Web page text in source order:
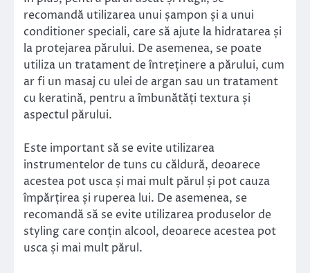
recomandă utilizarea unui șampon și a unui
conditioner speciali, care să ajute la hidratarea și
la protejarea părului. De asemenea, se poate
utiliza un tratament de întreținere a părului, cum
ar fi un masaj cu ulei de argan sau un tratament
cu keratină, pentru a îmbunătăți textura și
aspectul părului.
Este important să se evite utilizarea
instrumentelor de tuns cu căldură, deoarece
acestea pot usca și mai mult părul și pot cauza
împărțirea și ruperea lui. De asemenea, se
recomandă să se evite utilizarea produselor de
styling care conțin alcool, deoarece acestea pot
usca și mai mult părul.